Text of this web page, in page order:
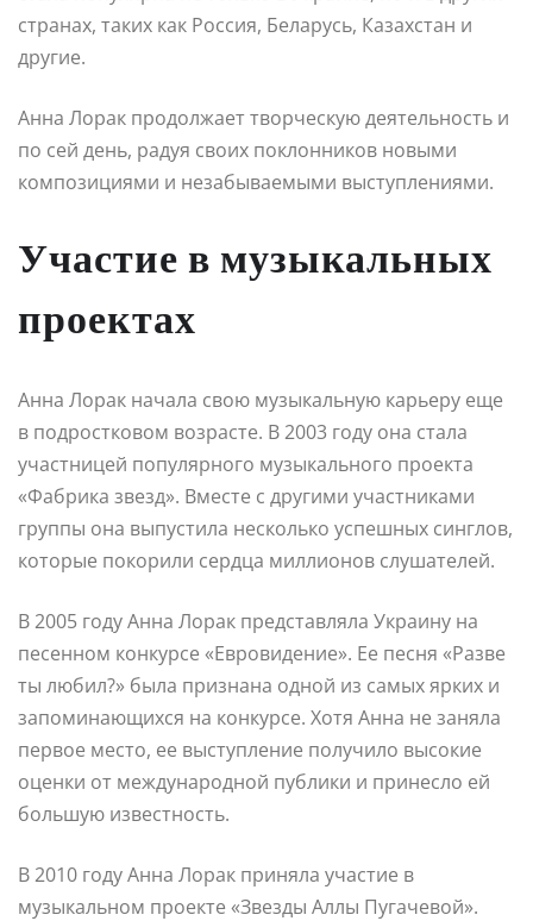
странах, таких как Россия, Беларусь, Казахстан и
другие.
Анна Лорак продолжает творческую деятельность и
по сей день, радуя своих поклонников новыми
композициями и незабываемыми выступлениями.
Участие в музыкальных
проектах
Анна Лорак начала свою музыкальную карьеру еще
в подростковом возрасте. В 2003 году она стала
участницей популярного музыкального проекта
«Фабрика звезд». Вместе с другими участниками
группы она выпустила несколько успешных синглов,
которые покорили сердца миллионов слушателей.
В 2005 году Анна Лорак представляла Украину на
песенном конкурсе «Евровидение». Ее песня «Разве
ты любил?» была признана одной из самых ярких и
запоминающихся на конкурсе. Хотя Анна не заняла
первое место, ее выступление получило высокие
оценки от международной публики и принесло ей
большую известность.
В 2010 году Анна Лорак приняла участие в
музыкальном проекте «Звезды Аллы Пугачевой».